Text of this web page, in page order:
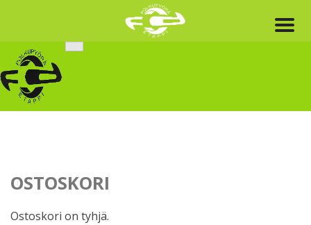
content
OSTOSKORI
Ostoskori on tyhjä.